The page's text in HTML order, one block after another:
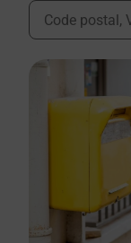
Ville,